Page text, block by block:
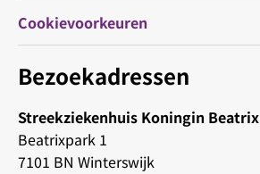
Bezoekadressen
Streekziekenhuis Koningin Beatrix
Beatrixpark 1
7101 BN Winterswijk
Cookievoorkeuren